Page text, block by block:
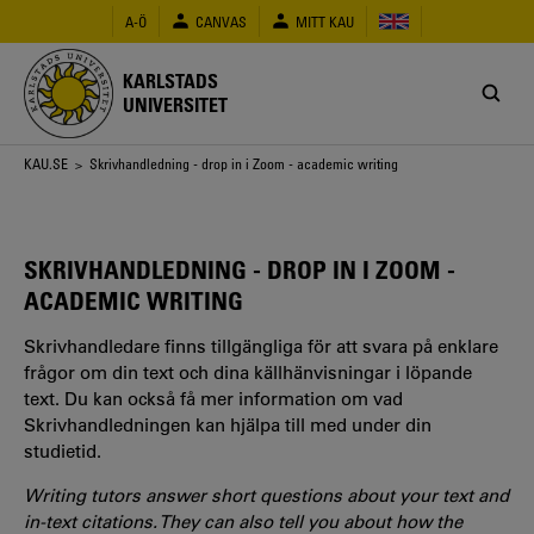
huvudinnehåll
A-Ö CANVAS MITT KAU
KARLSTADS
UNIVERSITET
Länkstig
KAU.SE > Skrivhandledning - drop in i Zoom - academic writing
SKRIVHANDLEDNING - DROP IN I ZOOM -
ACADEMIC WRITING
Skrivhandledare finns tillgängliga för att svara på enklare
frågor om din text och dina källhänvisningar i löpande
text. Du kan också få mer information om vad
Skrivhandledningen kan hjälpa till med under din
studietid.
Writing tutors answer short questions about your text and
in-text citations. They can also tell you about how the